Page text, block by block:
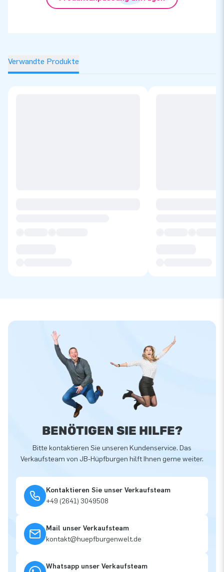
Verwandte Produkte
BENÖTIGEN SIE HILFE?
Bitte kontaktieren Sie unseren Kundenservice. Das
Verkaufsteam von JB-Hüpfburgen hilft Ihnen gerne weiter.
Kontaktieren Sie unser Verkaufsteam
+49 (2641) 3049508
Mail unser Verkaufsteam
kontakt@huepfburgenwelt.de
Whatsapp unser Verkaufsteam